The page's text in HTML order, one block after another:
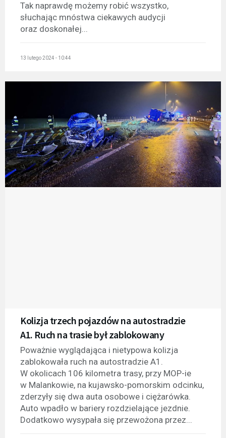
Tak naprawdę możemy robić wszystko,
słuchając mnóstwa ciekawych audycji
oraz doskonałej...
13 lutego 2024 - 10:44
Kolizja trzech pojazdów na autostradzie
A1. Ruch na trasie był zablokowany
Poważnie wyglądająca i nietypowa kolizja
zablokowała ruch na autostradzie A1.
W okolicach 106 kilometra trasy, przy MOP-ie
w Malankowie, na kujawsko-pomorskim odcinku,
zderzyły się dwa auta osobowe i ciężarówka.
Auto wpadło w bariery rozdzielające jezdnie.
Dodatkowo wysypała się przewożona przez...